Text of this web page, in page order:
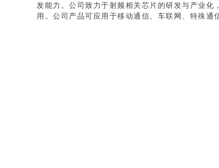
发能力。公司致力于射频相关芯片的研发与产业化
用。公司产品可应用于移动通信、车联网、特殊